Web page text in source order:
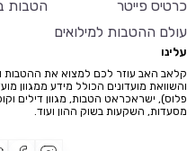
כרטיס פייטר
עולם ההטבות למילואים
הטבות
עלינו
קלאב האב עוזר לכם למצוא את ההטבות
והשוואת מועדונים הכולל מידע ממגוון
פלוס), ישראכראט הטבות, מגוון דילים
מסעדות, השקעות בשוק ההון ועוד.